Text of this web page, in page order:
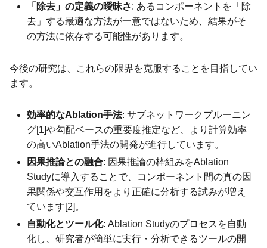
「除去」の定義の曖昧さ: あるコンポーネントを「除
去」する最適な方法が一意ではないため、結果がそ
の方法に依存する可能性があります。
今後の研究は、これらの限界を克服することを目指してい
ます。
効率的なAblation手法: サブネットワークプルーニン
グ[1]や勾配ベースの重要度推定など、より計算効率
の高いAblation手法の開発が進行しています。
因果推論との融合: 因果推論の枠組みをAblation
Studyに導入することで、コンポーネント間の真の因
果関係や交互作用をより正確に分析する試みが増え
ています[2]。
自動化とツール化: Ablation Studyのプロセスを自動
化し、研究者が簡単に実行・分析できるツールの開